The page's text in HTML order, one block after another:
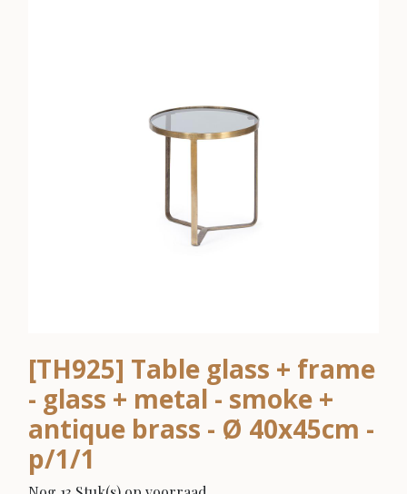
[TH925] Table glass + frame
- glass + metal - smoke +
antique brass - Ø 40x45cm -
p/1/1